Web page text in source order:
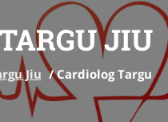
JIU
Jiu /Cardiolog Targu